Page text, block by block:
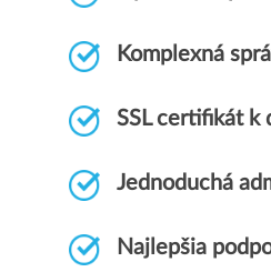
Komplexná
SSL certifikát k
Jednoduchá
Najlepšia